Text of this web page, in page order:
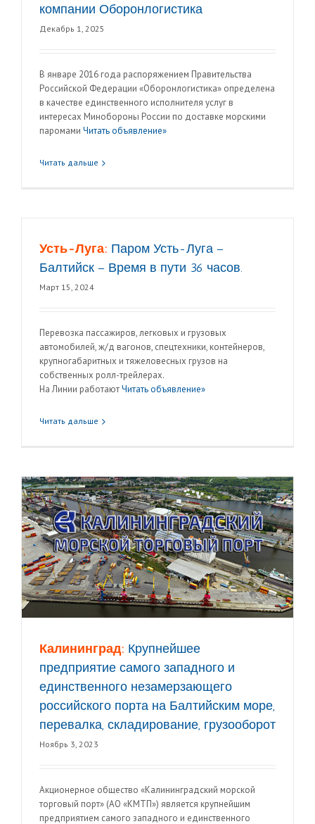
компании Оборонлогистика
Декабрь 1, 2025
В январе 2016 года распоряжением Правительства
Российской Федерации «Оборонлогистика» определена
в качестве единственного исполнителя услуг в
интересах Минобороны России по доставке морскими
паромами Читать объявление»
Читать дальше
Усть-Луга: Паром Усть-Луга –
Балтийск – Время в пути 36 часов.
Март 15, 2024
Перевозка пассажиров, легковых и грузовых
автомобилей, ж/д вагонов, спецтехники, контейнеров,
крупногабаритных и тяжеловесных грузов на
собственных ролл-трейлерах.
На Линии работаютЧитать объявление»
Читать дальше
Калининград: Крупнейшее
предприятие самого западного и
единственного незамерзающего
российского порта на Балтийским море,
перевалка, складирование, грузооборот
Ноябрь 3, 2023
Акционерное общество «Калининградский морской
торговый порт» (АО «КМТП») является крупнейшим
предприятием самого западного и единственного